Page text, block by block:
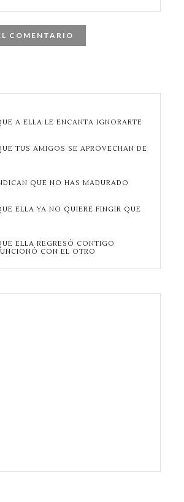
A ELLA LE ENCANTA IGNORARTE
TUS AMIGOS SE APROVECHAN DE
QUE NO HAS MADURADO
ELLA YA NO QUIERE FINGIR QUE
ELLA REGRESÓ CONTIGO
CON EL OTRO